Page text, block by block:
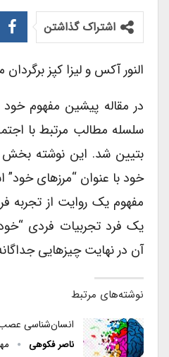
اشتراک گذاشتن
النور آکس و لیزا کپز برگردان
در مقاله پیشین مفهوم خود
سلسله مطالب مرتبط با
بتیین شد. این نوشته بخش
خود با عنوان “مرزهای خود”
مفهوم یک روایت از تجربه
یک فرد تجربیات فردی “خود”
آن در نهایت چیزهایی جداگانه
نوشته‌های مرتبط
انسان‌شناسی
ناصر فکوهی مهر ۸, ۱۴۰۴